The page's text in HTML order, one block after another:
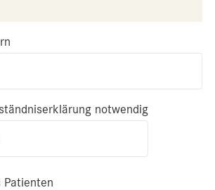
notwendig
Patienten